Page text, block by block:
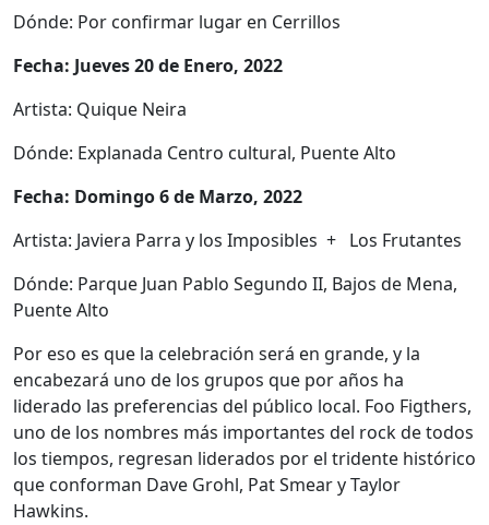
Dónde: Por confirmar lugar en Cerrillos
Fecha: Jueves 20 de Enero, 2022
Artista: Quique Neira
Dónde: Explanada Centro cultural, Puente Alto
Fecha: Domingo 6 de Marzo, 2022
Artista: Javiera Parra y los Imposibles + Los Frutantes
Dónde: Parque Juan Pablo Segundo II, Bajos de Mena,
Puente Alto
Por eso es que la celebración será en grande, y la
encabezará uno de los grupos que por años ha
liderado las preferencias del público local. Foo Figthers,
uno de los nombres más importantes del rock de todos
los tiempos, regresan liderados por el tridente histórico
que conforman Dave Grohl, Pat Smear y Taylor
Hawkins.